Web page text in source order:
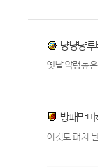
냥냥냥루
옛날 악령높
방패막미
이것도 패치